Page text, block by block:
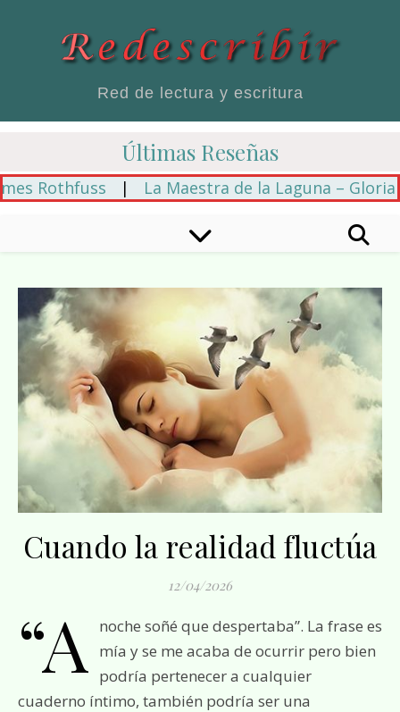
Red de lectura y escritura
Últimas Reseñas
Rothfuss | La Maestra de la Laguna – Gloria
Cuando la realidad fluctúa
12/04/2026
“A
noche soñé que despertaba”. La frase es
mía y se me acaba de ocurrir pero bien
podría pertenecer a cualquier
cuaderno íntimo, también podría ser una